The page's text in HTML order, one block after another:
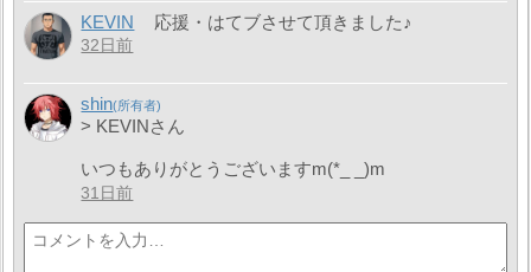
KEVIN 応援・はてブさせて頂きました♪
32日前
shin
> KEVINさん
いつもありがとうございますm(*_ _)m
31日前